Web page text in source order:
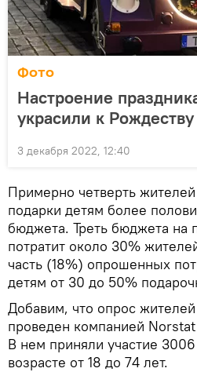
Фото
Настроение
украсили к Рождеству
3 декабря 2022, 12:40
Примерно четверть
подарки детям более
бюджета. Треть бюджета на
потратит около 30%
часть (18%) опрошенных
детям от 30 до 50%
Добавим, что опрос
проведен компанией Norstat
В нем приняли участие
возрасте от 18 до 74 лет.